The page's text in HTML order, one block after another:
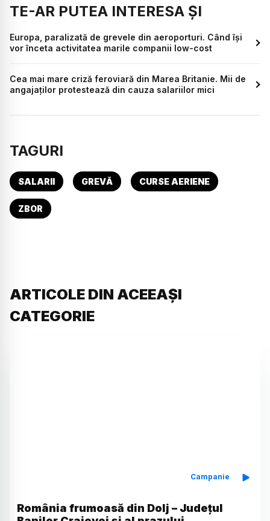
TE-AR PUTEA INTERESA ȘI
Europa, paralizată de grevele din aeroporturi. Când își
vor înceta activitatea marile companii low-cost
Cea mai mare criză feroviară din Marea Britanie. Mii de
angajaților protestează din cauza salariilor mici
TAGURI
SALARII GREVĂ CURSE AERIENE
ZBOR
ARTICOLE DIN ACEEAȘI
CATEGORIE
Campanie
România frumoasă din Dolj – Județul